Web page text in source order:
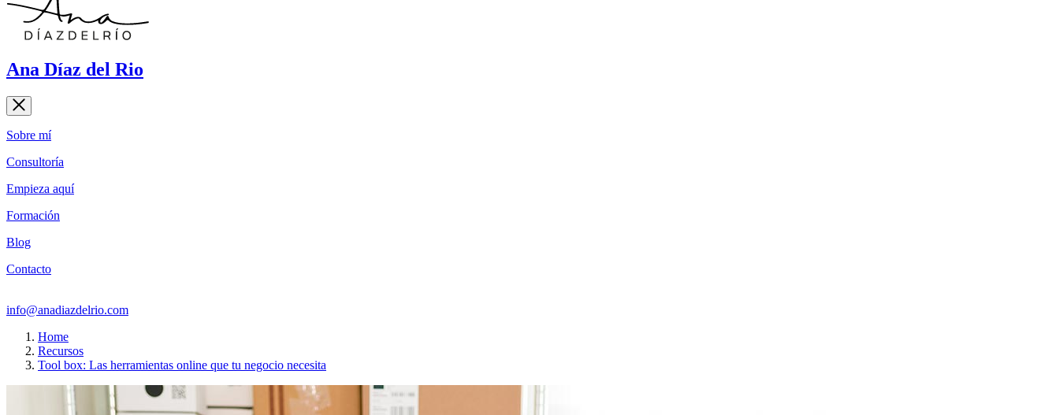
Ana Díaz del Rio
Sobre mí
Consultoría
Empieza aquí
Formación
Blog
Contacto
info@anadiazdelrio.com
Home
Recursos
Tool box: Las herramientas online que tu negocio necesita